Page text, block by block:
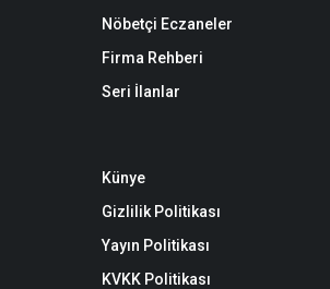
Nöbetçi Eczaneler
Firma Rehberi
Seri İlanlar
Künye
Gizlilik Politikası
Yayın Politikası
KVKK Politikası